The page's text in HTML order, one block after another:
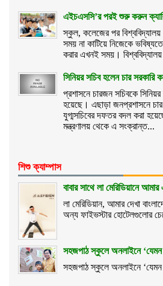
এইচএসসি’র পরই শুরু করুন
স্কুল, কলেজের পর
সময় না কাটিয়ে নিজেকে
করার এখনই সময়।
সিনিয়র সচিব হলেন চার সরকারি
প্রশাসনে চারজন সচিবকে
হয়েছে। এছাড়া জনপ্রশাসনে
যুগ্মসচিবের দফতর বদল করা
মন্ত্রণালয় থেকে এ সংক্রান্ত...
শিশু ক্যাম্পাস
বাবার সাথে লা মেরিডিয়ানে আমার
লা মেরিডিয়ান, আমার দেখা
অন্য ফাইভস্টার হোটেলগুলোর
সহজপাঠ স্কুলে অনলাইনে
সহজপাঠ স্কুলে অনলাইনে